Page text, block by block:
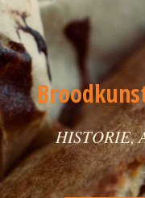
HISTORIE,